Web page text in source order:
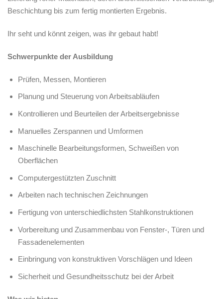
Beschichtung bis zum fertig montierten Ergebnis.
Ihr seht und könnt zeigen, was ihr gebaut habt!
Schwerpunkte der Ausbildung
Prüfen, Messen, Montieren
Planung und Steuerung von Arbeitsabläufen
Kontrollieren und Beurteilen der Arbeitsergebnisse
Manuelles Zerspannen und Umformen
Maschinelle Bearbeitungsformen, Schweißen von
Oberflächen
Computergestützten Zuschnitt
Arbeiten nach technischen Zeichnungen
Fertigung von unterschiedlichsten Stahlkonstruktionen
Vorbereitung und Zusammenbau von Fenster‑, Türen und
Fassadenelementen
Einbringung von konstruktiven Vorschlägen und Ideen
Sicherheit und Gesundheitsschutz bei der Arbeit